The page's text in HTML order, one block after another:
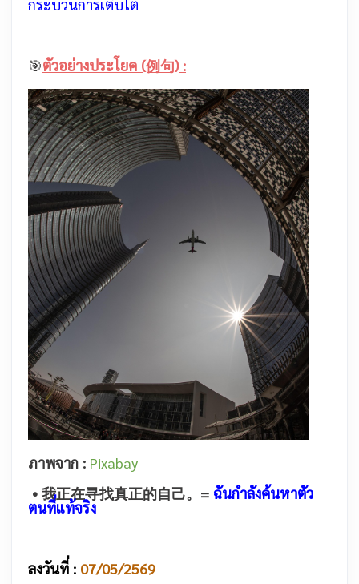
กระบวนการเติบโต
🎯ตัวอย่างประโยค (例句) :
ภาพจาก : Pixabay
• 我正在寻找真正的自己。 = ฉันกำลังค้นหาตัว
ตนที่แท้จริง
ลงวันที่ : 07/05/2569